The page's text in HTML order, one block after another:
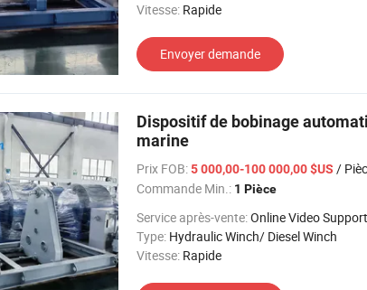
Vitesse: Rapide
Envoyer demande
Dispositif de bobinage
marine
Prix FOB:5 000,00-100 000,00 $US /
Commande Min.: 1 Pièce
Service après-vente:Online Video Support
Type: Hydraulic Winch/ Diesel Winch
Vitesse: Rapide